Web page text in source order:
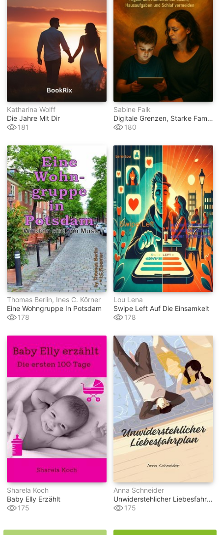
Katharina Wolff
Die Jahre Mit Dir
181
Sabine Falk
Digitale Grenzen, Starke Familien
180
Thomas Berlin, Ines C. Körner
Eine Wohngruppe In Potsdam
178
Lou Lena
Swipe Left Auf Die Einsamkeit
178
Sharela Koch
Baby Elly Erzählt
175
Anna Schneider
Unwiderstehlicher Liebesfahrplan
175